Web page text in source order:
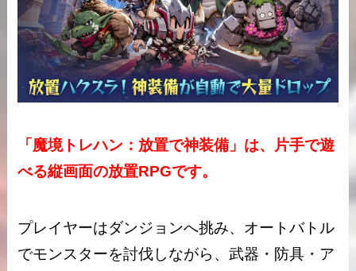
「魔境トレハン：放置で神装備」は、片手で遊
べる縦画面の放置RPGです。
プレイヤーはダンジョンへ挑み、オートバトル
でモンスターを討伐しながら、武器・防具・ア